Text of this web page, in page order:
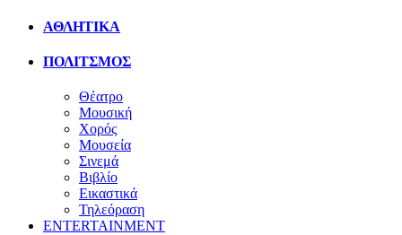
ΑΘΛΗΤΙΚΑ
ΠΟΛΙΤΣΜΟΣ
Θέατρο
Μουσική
Χορός
Μουσεία
Σινεμά
Βιβλίο
Εικαστικά
Τηλεόραση
ENTERTAINMENT